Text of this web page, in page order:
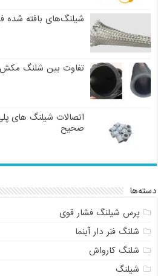
شیلنگ‌های بافته شده
تفاوت بین شلنگ
اتصالات شیلنگ های
صحیح
دسته‌ها
پرس شیلنگ فشار قوی
شلنگ فنر دار آبنما
شلنگ کارواش
شیلنگ